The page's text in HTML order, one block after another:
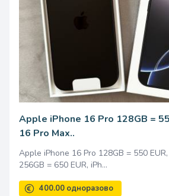
Apple iPhone 16 Pro 128GB =
16 Pro Max..
Apple iPhone 16 Pro 128GB = 550
256GB = 650 EUR, iPh...